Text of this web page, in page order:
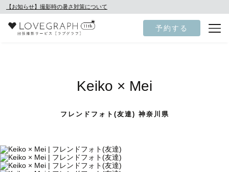
【お知らせ】撮影時の暑さ対策について
予約する
Keiko × Mei
フレンドフォト(友達) 神奈川県